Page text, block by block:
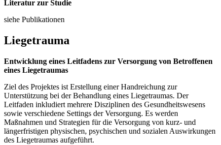
Literatur zur Studie
siehe Publikationen
Liegetrauma
Entwicklung eines Leitfadens zur Versorgung von Betroffenen
eines Liegetraumas
Ziel des Projektes ist Erstellung einer Handreichung zur
Unterstützung bei der Behandlung eines Liegetraumas. Der
Leitfaden inkludiert mehrere Disziplinen des Gesundheitswesens
sowie verschiedene Settings der Versorgung. Es werden
Maßnahmen und Strategien für die Versorgung von kurz- und
längerfristigen physischen, psychischen und sozialen Auswirkungen
des Liegetraumas aufgeführt.